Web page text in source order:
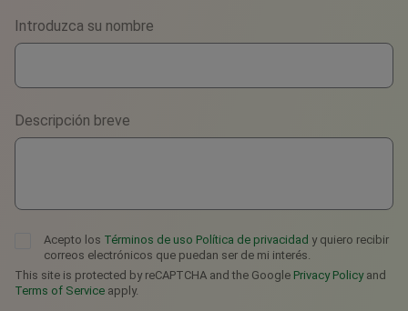
WhatsApp
Viber
Telegram
Introduzca su nombre
Descripción breve
Acepto los Términos de uso Política de privacidad y quiero recibir
correos electrónicos que puedan ser de mi interés.
This site is protected by reCAPTCHA and the Google Privacy Policyand
Terms of Service apply.